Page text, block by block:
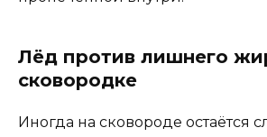
Лёд против лишнего
сковородке
Иногда на сковороде остаётся